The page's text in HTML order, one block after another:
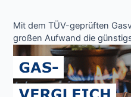
Mit dem TÜV-geprüften
großen Aufwand die